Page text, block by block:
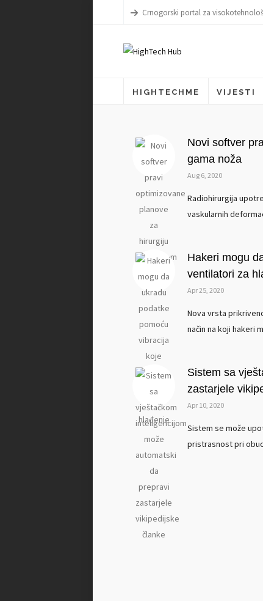
Crnogorski portal za
HIGHTECHME VIJESTI
Novi softver
gama noža
Aug 6, 2020
Radiohirurgija
vaskularnih
Hakeri mogu
ventilatori za
Apr 25, 2020
Nova vrsta
način na koji hakeri
Sistem sa
zastarjele
Apr 10, 2020
Sistem se može
pristrasnost pri